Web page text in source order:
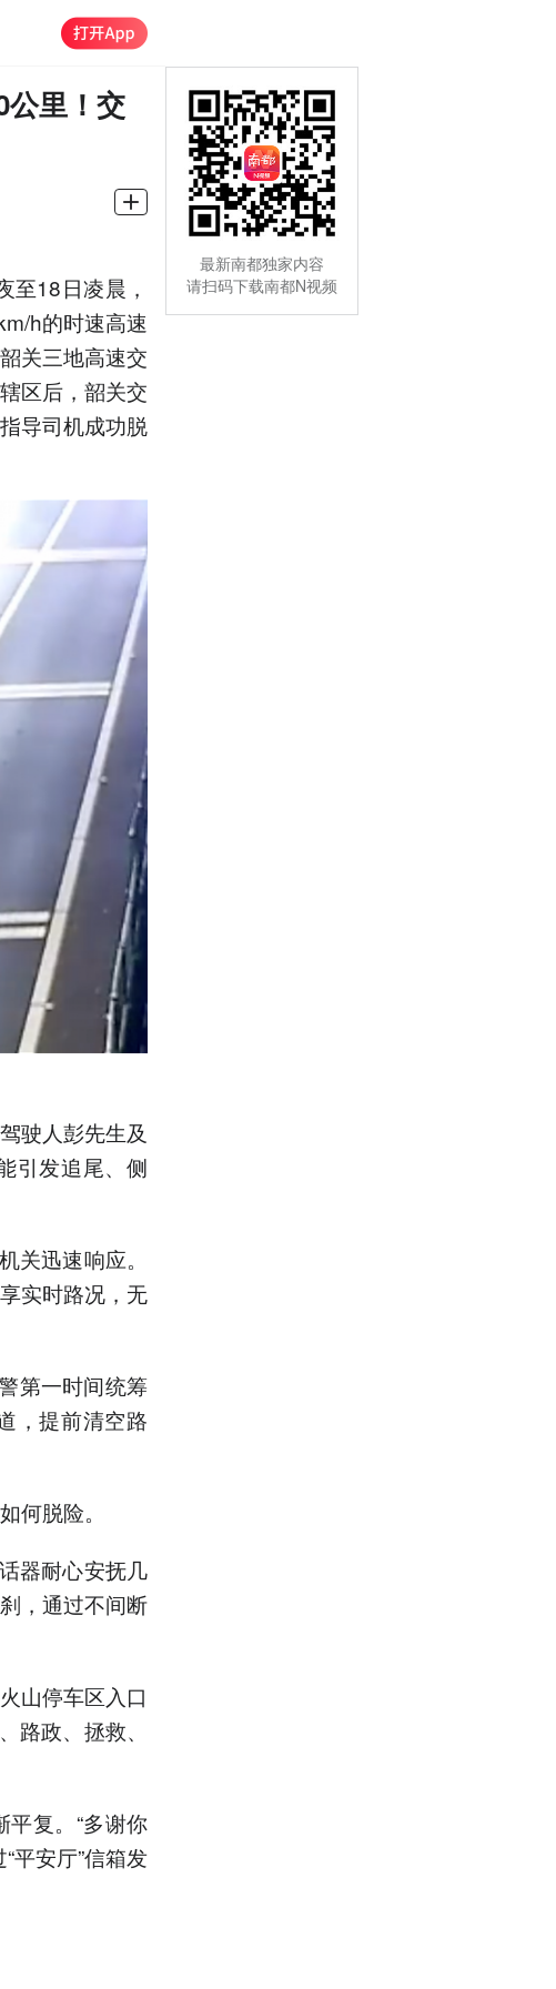
公里！交
至18日凌晨，
h的时速高速
关三地高速交
区后，韶关交
导司机成功脱
驶人彭先生及
引发追尾、侧
关迅速响应。
实时路况，无
第一时间统筹
，提前清空路
何脱险。
器耐心安抚几
，通过不间断
山停车区入口
政、拯救、
复。“多谢你
平安厅”信箱发
最新南都独家内容
请扫码下载南都N视频